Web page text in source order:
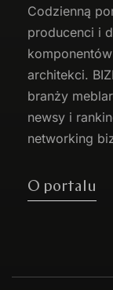
Codzienną
producenci i
architekci.
branży
newsy i
networking
O portalu